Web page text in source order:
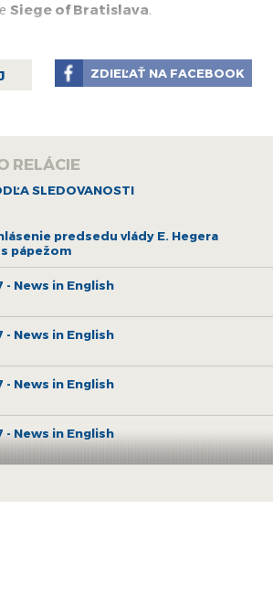
Siege of Bratislava.
ZDIEĽAŤ NA FACEBOOK
RELÁCIE
SLEDOVANOSTI
predsedu vlády E. Hegera
pápežom
- News in English
- News in English
- News in English
- News in English
News in English